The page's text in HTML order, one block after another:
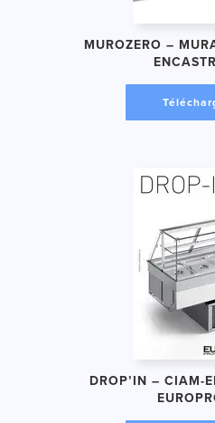
MUROZERO –
DROP’IN – CIAM-